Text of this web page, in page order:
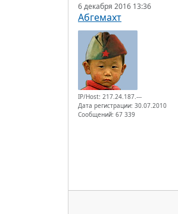
6 декабря 2016 13:36
Абгемахт
IP/Host: 217.24.187.---
Дата регистрации: 30.07.2010
Сообщений: 67 339